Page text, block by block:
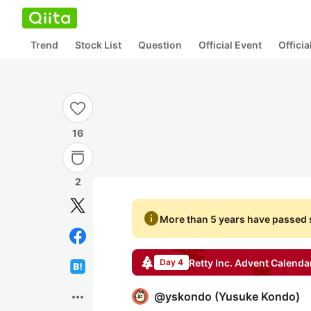
Trend Stock List Question Official Event
16
2
more_horiz
infoMore than 5 years have passed
Day 4 Retty Inc. Advent
@yskondo (Yusuke Kondo)